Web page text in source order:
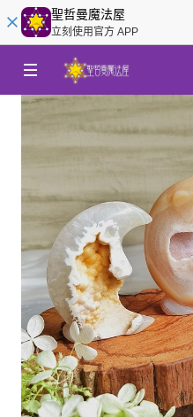
聖哲曼魔法屋
立刻使用官方 APP